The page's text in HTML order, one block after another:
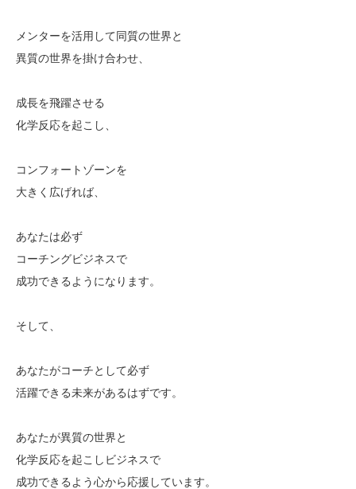
メンターを活用して同質の世界と
異質の世界を掛け合わせ、
成長を飛躍させる
化学反応を起こし、
コンフォートゾーンを
大きく広げれば、
あなたは必ず
コーチングビジネスで
成功できるようになります。
そして、
あなたがコーチとして必ず
活躍できる未来があるはずです。
あなたが異質の世界と
化学反応を起こしビジネスで
成功できるよう心から応援しています。